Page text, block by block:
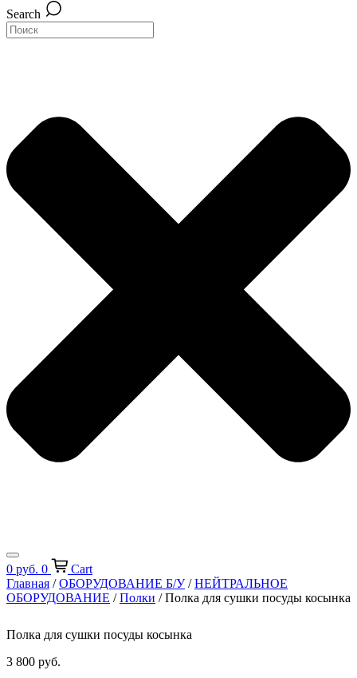
Search
0 руб. 0
Cart
Главная /ОБОРУДОВАНИЕ Б/У/НЕЙТРАЛЬНОЕ
ОБОРУДОВАНИЕ /Полки / Полка для сушки посуды косынка
Полка для сушки посуды косынка
3 800 руб.